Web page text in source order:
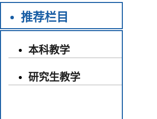
推荐栏目
本科教学
研究生教学